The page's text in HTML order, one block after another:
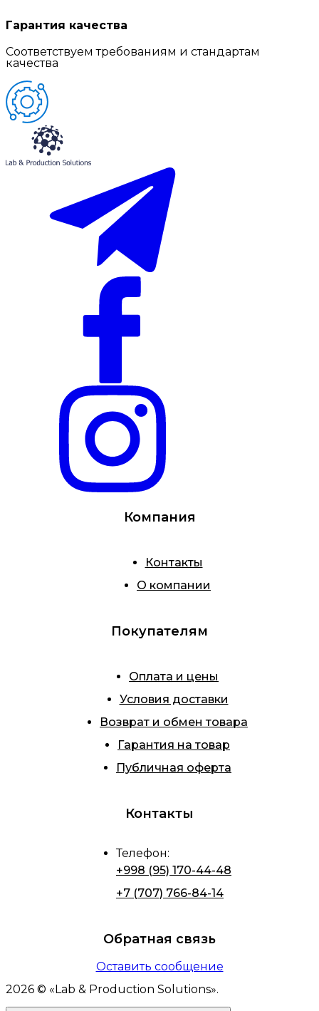
Гарантия качества
Соответствуем требованиям и стандартам
качества
Компания
Контакты
О компании
Покупателям
Оплата и цены
Условия доставки
Возврат и обмен товара
Гарантия на товар
Публичная оферта
Контакты
Телефон:
+998 (95) 170-44-48
+7 (707) 766-84-14
Обратная связь
Оставить сообщение
2026 © « Lab & Production Solutions».